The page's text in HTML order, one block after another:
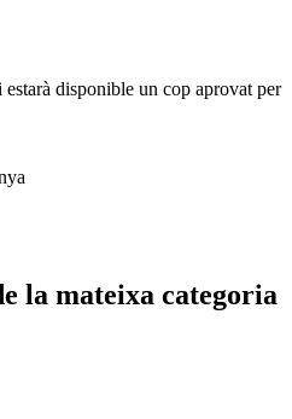
disponible un cop aprovat per
la mateixa categoria